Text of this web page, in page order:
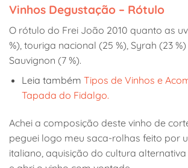
Vinhos Degustação – Rótulo
O rótulo do Frei João 2010 quanto as
%), touriga nacional (25 %), Syrah (23
Sauvignon (7 %).
Leia também Tipos de Vinhos e
Tapada do Fidalgo.
Achei a composição deste vinho de
peguei logo meu saca-rolhas feito por
italiano, aquisição do cultura alternativa